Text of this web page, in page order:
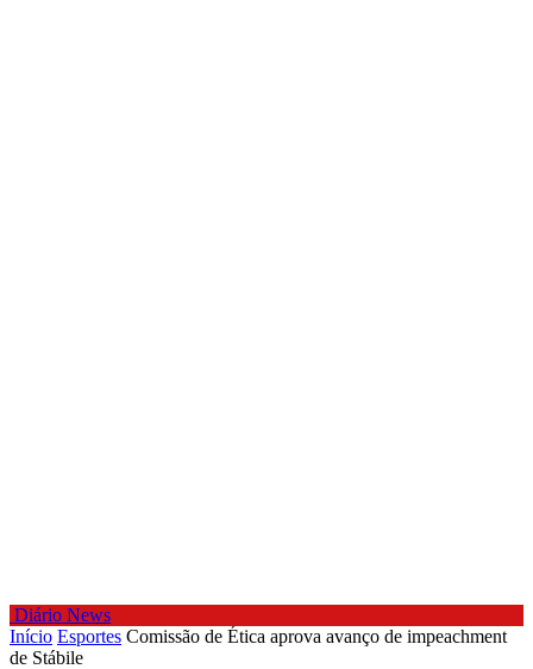
Diário News
Início Esportes Comissão de Ética aprova avanço de impeachment
de Stábile